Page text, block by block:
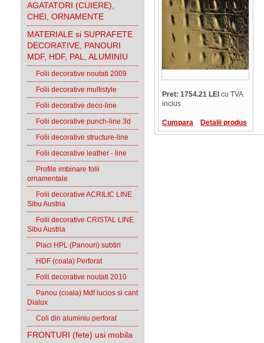
AGATATORI (CUIERE),
CHEI, ORNAMENTE
MATERIALE si SUPRAFETE
DECORATIVE, PANOURI
MDF, HDF, PAL, ALUMINIU
Folii decorative noutati 2009
Folii decorative multistyle
Folii decorative deco-line
Folii decorative punch-line 3d
Folii decorative structure-line
Folii decorative leather - line
Profile imbinare folii
ornamentale
Folii decorative ACRILIC LINE
Sibu Austria
Folii decorative CRISTAL LINE
Sibu Austria
Placi HPL (Panouri) subtiri
HDF (coala) Perforat
Folii decorative noutati 2010
Panou (coala) Mdf lucios si cant
Dialux
Coli din aluminiu perforat
FRONTURI (fete) usi mobila
Pret: 1754.21 LEI cu TVA
inclus
Cumpara Detalii produs